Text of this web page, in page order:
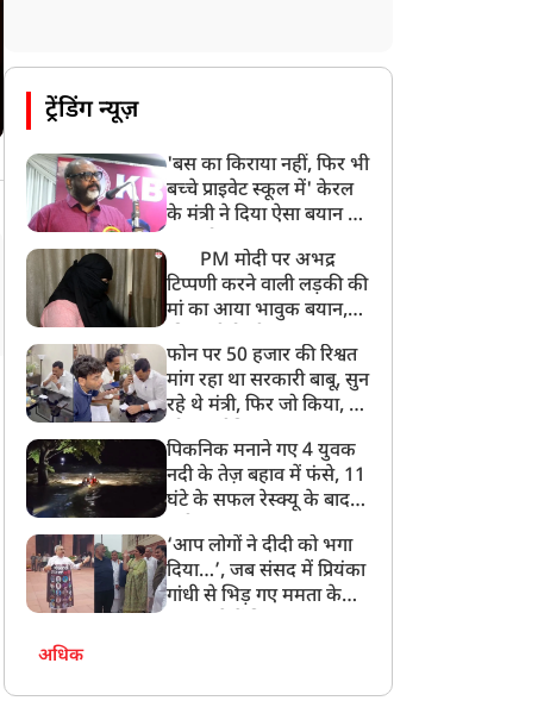
ट्रेंडिंग न्यूज़
'बस का किराया नहीं, फिर भी
बच्चे प्राइवेट स्कूल में' केरल
के मंत्री ने दिया ऐसा बयान की
PM मोदी पर अभद्र
टिप्पणी करने वाली लड़की की
मां का आया भावुक बयान,
बेटी को गोद लें प्रधानमंत्री
फोन पर 50 हजार की रिश्वत
मांग रहा था सरकारी बाबू, सुन
रहे थे मंत्री, फिर जो किया, वो
पिकनिक मनाने गए 4 युवक
नदी के तेज़ बहाव में फंसे, 11
घंटे के सफल रेस्क्यू के बाद
‘आप लोगों ने दीदी को भगा
दिया…’, जब संसद में प्रियंका
गांधी से भिड़ गए ममता के
अधिक